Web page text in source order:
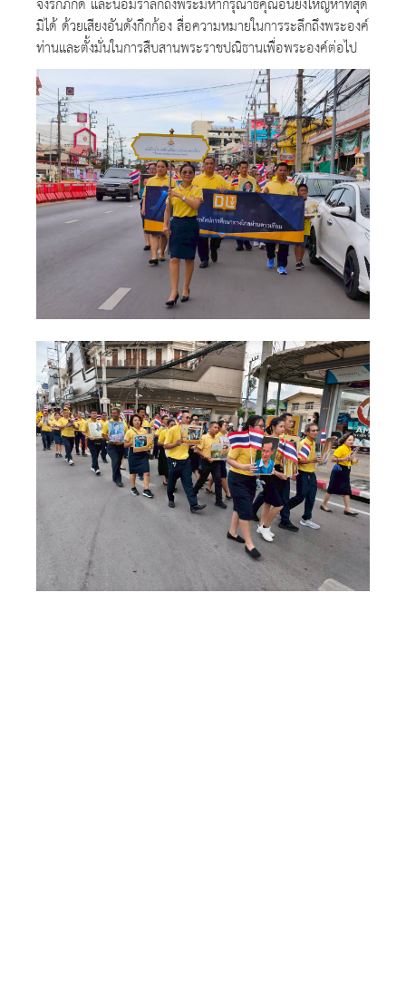
จงรักภักดี และน้อมรำลึกถึงพระมหากรุณาธิคุณอันยิ่งใหญ่หาที่สุด
มิได้ ด้วยเสียงอันดังกึกก้อง สื่อความหมายในการระลึกถึงพระองค์
ท่านและตั้งมั่นในการสืบสานพระราชปณิธานเพื่อพระองค์ต่อไป